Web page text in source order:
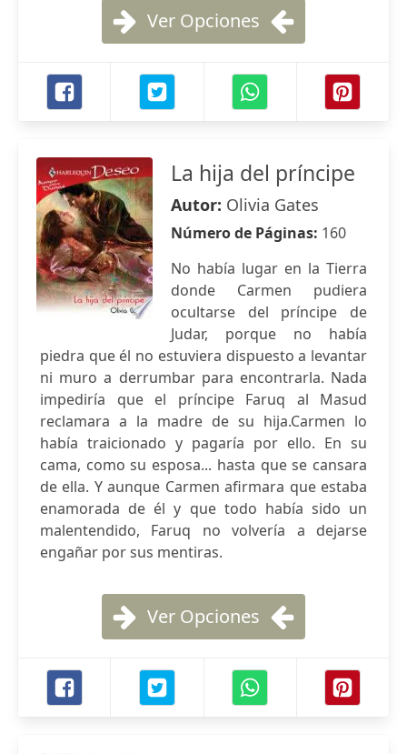
Ver Opciones
La hija del príncipe
Autor: Olivia Gates
Número de Páginas: 160
No había lugar en la Tierra
donde Carmen pudiera
ocultarse del príncipe de
Judar, porque no había
piedra que él no estuviera dispuesto a levantar
ni muro a derrumbar para encontrarla. Nada
impediría que el príncipe Faruq al Masud
reclamara a la madre de su hija.Carmen lo
había traicionado y pagaría por ello. En su
cama, como su esposa... hasta que se cansara
de ella. Y aunque Carmen afirmara que estaba
enamorada de él y que todo había sido un
malentendido, Faruq no volvería a dejarse
engañar por sus mentiras.
Ver Opciones